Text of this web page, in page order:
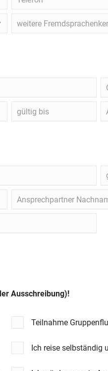
weitere
Fremdsprachenkenntnisse
gültig
bis
Ansprechpartner
Nachname
Ausschreibung)!
Teilnahme
Ich reise selbständig